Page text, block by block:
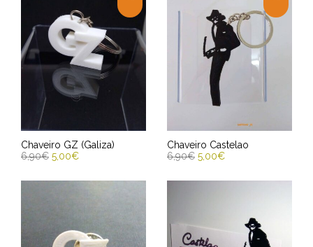
Entrega Estimada entre
12/08/2026 - 14/08/2026
12/08/2026 - 14/08/2026
Chaveiro GZ (Galiza)
6,90€ 5,00€
Entrega Estimada entre
Chaveiro Castelao
6,90€ 5,00€
12/08/2026 - 14/08/2026